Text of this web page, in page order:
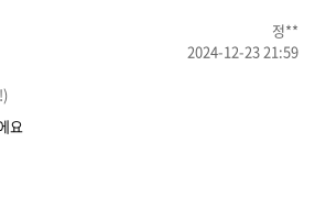
정**
2024-12-23 21:59
요